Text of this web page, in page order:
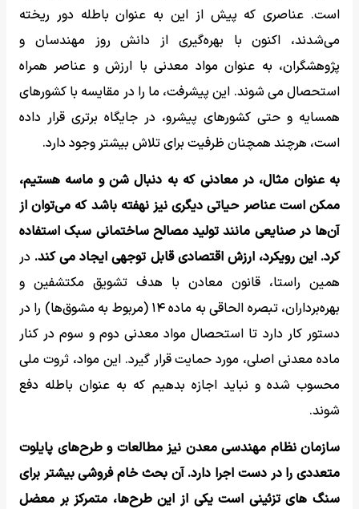
است. عناصری که پیش از این به عنوان باطله دور ریخته
می‌شدند، اکنون با بهره‌گیری از دانش روز مهندسان و
پژوهشگران، به عنوان مواد معدنی با ارزش و عناصر همراه
استحصال می شوند. این پیشرفت، ما را در مقایسه با کشورهای
همسایه و حتی کشورهای پیشرو، در جایگاه برتری قرار داده
است، هرچند همچنان ظرفیت برای تلاش بیشتر وجود دارد.
به عنوان مثال، در معادنی که به دنبال شن و ماسه هستیم،
ممکن است عناصر حیاتی دیگری نیز نهفته باشد که می‌توان از
آن‌ها در صنایعی مانند تولید مصالح ساختمانی سبک استفاده
کرد. این رویکرد، ارزش اقتصادی قابل توجهی ایجاد می کند. در
همین راستا، قانون معادن با هدف تشویق مکتشفین و
بهره‌برداران، تبصره الحاقی به ماده ۱۴ (مربوط به مشوق‌ها) را در
دستور کار دارد تا استحصال مواد معدنی دوم و سوم در کنار
ماده معدنی اصلی، مورد حمایت قرار گیرد. این مواد، ثروت ملی
محسوب شده و نباید اجازه بدهیم که به عنوان باطله دفع
شوند.
سازمان نظام مهندسی معدن نیز مطالعات و طرح‌های پایلوت
متعددی را در دست اجرا دارد. آن بحث خام فروشی بیشتر برای
سنگ های تزئینی است یکی از این طرح‌ها، متمرکز بر معضل